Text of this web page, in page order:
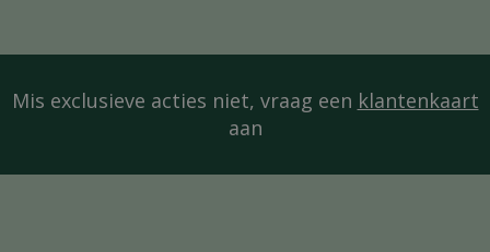
Mis exclusieve acties niet, vraag een klantenkaart
aan